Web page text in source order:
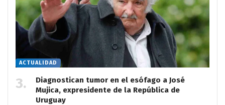
ACTUALIDAD
Diagnostican tumor en el esófago a José
Mujica, expresidente de la República de
Uruguay